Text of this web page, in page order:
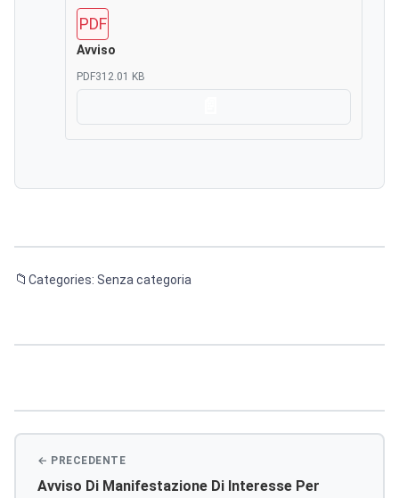
PDF
Avviso
PDF312.01 KB
Categories: Senza categoria
Avviso Di Manifestazione Di Interesse Per